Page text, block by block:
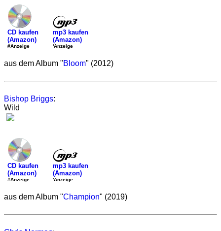
CD kaufen
(Amazon)
#Anzeige
mp3 kaufen
(Amazon)
'Anzeige
aus dem Album "Bloom" (2012)
Bishop Briggs:
Wild
CD kaufen
(Amazon)
#Anzeige
mp3 kaufen
(Amazon)
'Anzeige
aus dem Album "Champion" (2019)